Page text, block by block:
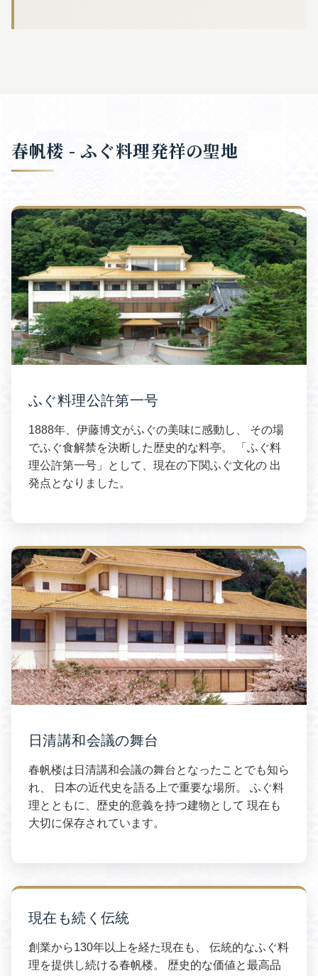
春帆楼 - ふぐ料理発祥の聖地
ふぐ料理公許第一号
1888年、伊藤博文がふぐの美味に感動し、 その場
でふぐ食解禁を決断した歴史的な料亭。 「ふぐ料
理公許第一号」として、現在の下関ふぐ文化の 出
発点となりました。
日清講和会議の舞台
春帆楼は日清講和会議の舞台となったことでも知ら
れ、 日本の近代史を語る上で重要な場所。 ふぐ料
理とともに、歴史的意義を持つ建物として 現在も
大切に保存されています。
現在も続く伝統
創業から130年以上を経た現在も、 伝統的なふぐ料
理を提供し続ける春帆楼。 歴史的な価値と最高品